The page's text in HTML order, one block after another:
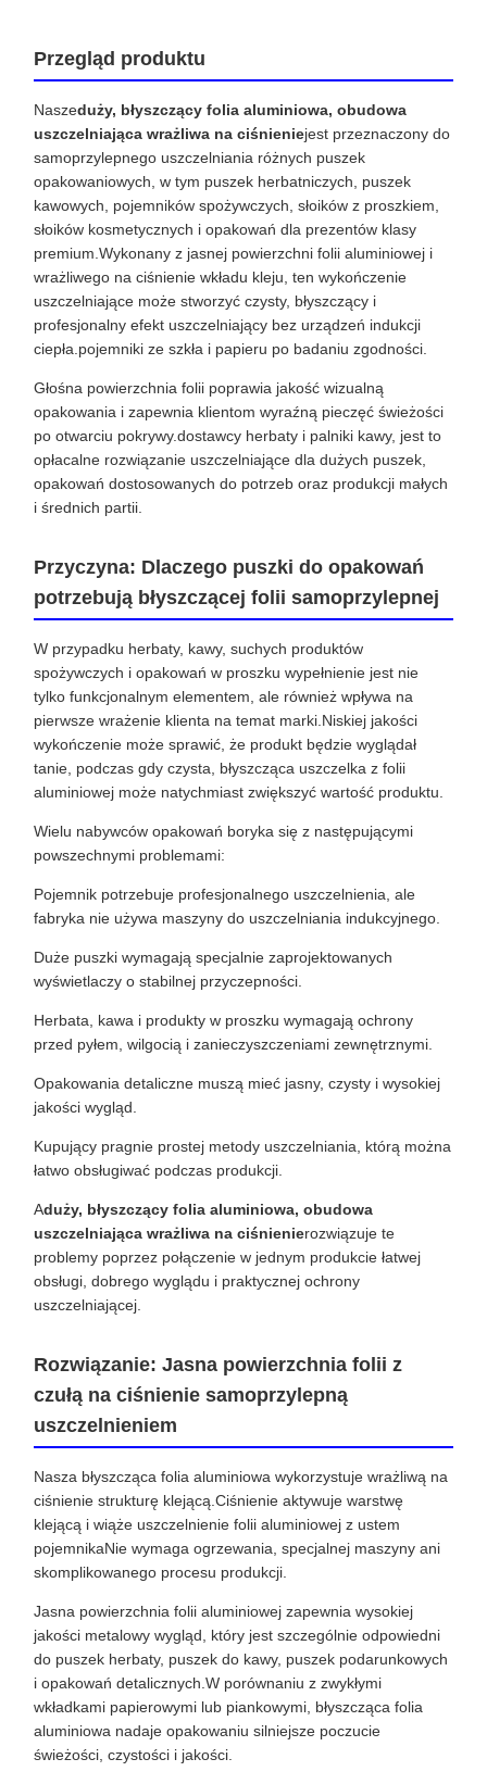
Przegląd produktu
Naszeduży, błyszczący folia aluminiowa, obudowa
uszczelniająca wrażliwa na ciśnieniejest przeznaczony do
samoprzylepnego uszczelniania różnych puszek
opakowaniowych, w tym puszek herbatniczych, puszek
kawowych, pojemników spożywczych, słoików z proszkiem,
słoików kosmetycznych i opakowań dla prezentów klasy
premium.Wykonany z jasnej powierzchni folii aluminiowej i
wrażliwego na ciśnienie wkładu kleju, ten wykończenie
uszczelniające może stworzyć czysty, błyszczący i
profesjonalny efekt uszczelniający bez urządzeń indukcji
ciepła.pojemniki ze szkła i papieru po badaniu zgodności.
Głośna powierzchnia folii poprawia jakość wizualną
opakowania i zapewnia klientom wyraźną pieczęć świeżości
po otwarciu pokrywy.dostawcy herbaty i palniki kawy, jest to
opłacalne rozwiązanie uszczelniające dla dużych puszek,
opakowań dostosowanych do potrzeb oraz produkcji małych
i średnich partii.
Przyczyna: Dlaczego puszki do opakowań
potrzebują błyszczącej folii samoprzylepnej
W przypadku herbaty, kawy, suchych produktów
spożywczych i opakowań w proszku wypełnienie jest nie
tylko funkcjonalnym elementem, ale również wpływa na
pierwsze wrażenie klienta na temat marki.Niskiej jakości
wykończenie może sprawić, że produkt będzie wyglądał
tanie, podczas gdy czysta, błyszcząca uszczelka z folii
aluminiowej może natychmiast zwiększyć wartość produktu.
Wielu nabywców opakowań boryka się z następującymi
powszechnymi problemami:
Pojemnik potrzebuje profesjonalnego uszczelnienia, ale
fabryka nie używa maszyny do uszczelniania indukcyjnego.
Duże puszki wymagają specjalnie zaprojektowanych
wyświetlaczy o stabilnej przyczepności.
Herbata, kawa i produkty w proszku wymagają ochrony
przed pyłem, wilgocią i zanieczyszczeniami zewnętrznymi.
Opakowania detaliczne muszą mieć jasny, czysty i wysokiej
jakości wygląd.
Kupujący pragnie prostej metody uszczelniania, którą można
łatwo obsługiwać podczas produkcji.
Aduży, błyszczący folia aluminiowa, obudowa
uszczelniająca wrażliwa na ciśnienierozwiązuje te
problemy poprzez połączenie w jednym produkcie łatwej
obsługi, dobrego wyglądu i praktycznej ochrony
uszczelniającej.
Rozwiązanie: Jasna powierzchnia folii z
czułą na ciśnienie samoprzylepną
uszczelnieniem
Nasza błyszcząca folia aluminiowa wykorzystuje wrażliwą na
ciśnienie strukturę klejącą.Ciśnienie aktywuje warstwę
klejącą i wiąże uszczelnienie folii aluminiowej z ustem
pojemnikaNie wymaga ogrzewania, specjalnej maszyny ani
skomplikowanego procesu produkcji.
Jasna powierzchnia folii aluminiowej zapewnia wysokiej
jakości metalowy wygląd, który jest szczególnie odpowiedni
do puszek herbaty, puszek do kawy, puszek podarunkowych
i opakowań detalicznych.W porównaniu z zwykłymi
wkładkami papierowymi lub piankowymi, błyszcząca folia
aluminiowa nadaje opakowaniu silniejsze poczucie
świeżości, czystości i jakości.